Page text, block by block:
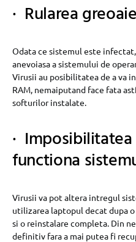
· Rularea
Odata ce sistemul este
anevoiasa a sistemului de
Virusii au posibilitatea de a va
RAM, nemaiputand face fata
softurilor instalate.
·
functiona
Virusii va pot altera intregul
utilizarea laptopul decat dupa
si o reinstalare completa. Din
definitiv fara a mai putea fi